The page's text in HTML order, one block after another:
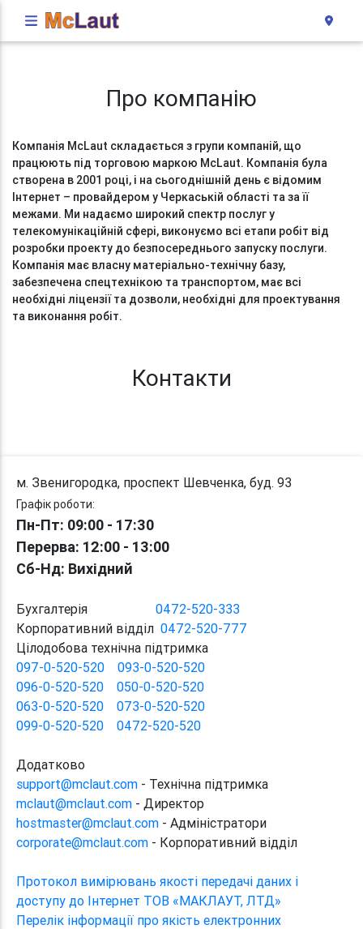
Про компанію
Компанія McLaut складається з групи компаній, що
працюють під торговою маркою McLaut. Компанія була
створена в 2001 році, і на сьогоднішній день є відомим
Інтернет – провайдером у Черкаській області та за її
межами. Ми надаємо широкий спектр послуг у
телекомунікаційній сфері, виконуємо всі етапи робіт від
розробки проекту до безпосереднього запуску послуги.
Компанія має власну матеріально-технічну базу,
забезпечена спецтехнікою та транспортом, має всі
необхідні ліцензії та дозволи, необхідні для проектування
та виконання робіт.
Контакти
м. Звенигородка, проспект Шевченка, буд. 93
Графік роботи:
Пн-Пт: 09:00 - 17:30
Перерва: 12:00 - 13:00
Сб-Нд: Вихідний
Бухгалтерія 0472-520-333
Корпоративний відділ 0472-520-777
Цілодобова технічна підтримка
097-0-520-520
093-0-520-520
096-0-520-520
050-0-520-520
063-0-520-520
073-0-520-520
099-0-520-520
0472-520-520
Додатково
support@mclaut.com - Технічна підтримка
mclaut@mclaut.com - Директор
hostmaster@mclaut.com - Адміністратори
corporate@mclaut.com - Корпоративний відділ
Протокол вимірювань якості передачі даних і
доступу до Інтернет ТОВ «МАКЛАУТ, ЛТД»
Перелік інформації про якість електронних